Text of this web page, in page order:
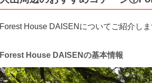
Forest House DAISENについてご紹介し
Forest House DAISENの基本情報